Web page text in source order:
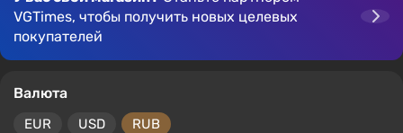
VGTimes, чтобы получить новых целевых
покупателей
Валюта
EUR USD RUB